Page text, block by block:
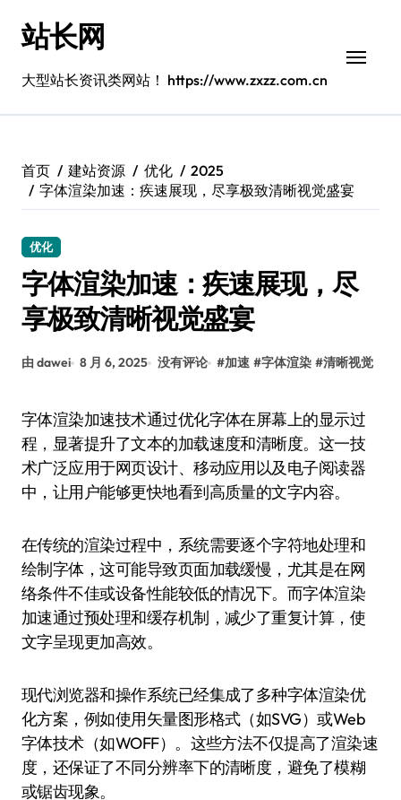
站长网
大型站长资讯类网站！ https://www.zxzz.com.cn
首页 建站资源 优化
2025
字体渲染加速：疾速展现，尽享极致清晰视觉盛宴
优化
字体渲染加速：疾速展现，尽
享极致清晰视觉盛宴
由 dawei 8 月 6, 2025 没有评论 #加速 #字体渲染 #清晰视觉
字体渲染加速技术通过优化字体在屏幕上的显示过
程，显著提升了文本的加载速度和清晰度。这一技
术广泛应用于网页设计、移动应用以及电子阅读器
中，让用户能够更快地看到高质量的文字内容。
在传统的渲染过程中，系统需要逐个字符地处理和
绘制字体，这可能导致页面加载缓慢，尤其是在网
络条件不佳或设备性能较低的情况下。而字体渲染
加速通过预处理和缓存机制，减少了重复计算，使
文字呈现更加高效。
现代浏览器和操作系统已经集成了多种字体渲染优
化方案，例如使用矢量图形格式（如SVG）或Web
字体技术（如WOFF）。这些方法不仅提高了渲染速
度，还保证了不同分辨率下的清晰度，避免了模糊
或锯齿现象。